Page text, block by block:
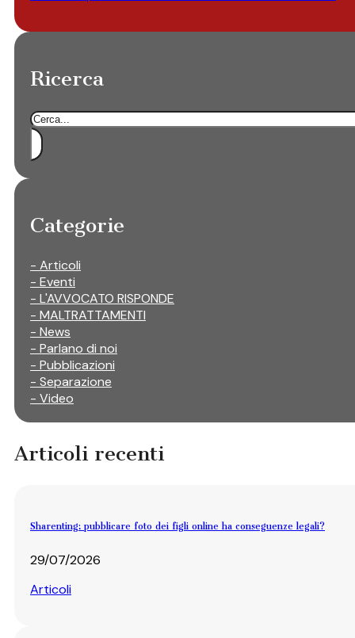
Ricerca
Cerca
Categorie
- Articoli
- Eventi
- L'AVVOCATO RISPONDE
- MALTRATTAMENTI
- News
- Parlano di noi
- Pubblicazioni
- Separazione
- Video
Articoli recenti
Sharenting: pubblicare foto dei figli online ha conseguenze legali?
29/07/2026
Articoli